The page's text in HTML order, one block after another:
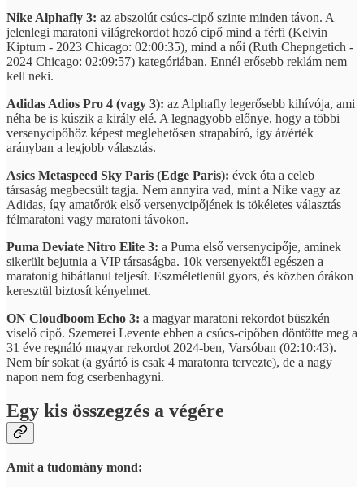
Nike Alphafly 3: az abszolút csúcs-cipő szinte minden távon. A
jelenlegi maratoni világrekordot hozó cipő mind a férfi (Kelvin
Kiptum - 2023 Chicago: 02:00:35), mind a női (Ruth Chepngetich -
2024 Chicago: 02:09:57) kategóriában. Ennél erősebb reklám nem
kell neki.
Adidas Adios Pro 4 (vagy 3): az Alphafly legerősebb kihívója, ami
néha be is kúszik a király elé. A legnagyobb előnye, hogy a többi
versenycipőhöz képest meglehetősen strapabíró, így ár/érték
arányban a legjobb választás.
Asics Metaspeed Sky Paris (Edge Paris): évek óta a celeb
társaság megbecsült tagja. Nem annyira vad, mint a Nike vagy az
Adidas, így amatőrök első versenycipőjének is tökéletes választás
félmaratoni vagy maratoni távokon.
Puma Deviate Nitro Elite 3: a Puma első versenycipője, aminek
sikerült bejutnia a VIP társaságba. 10k versenyektől egészen a
maratonig hibátlanul teljesít. Eszméletlenül gyors, és közben órákon
keresztül biztosít kényelmet.
ON Cloudboom Echo 3: a magyar maratoni rekordot büszkén
viselő cipő. Szemerei Levente ebben a csúcs-cipőben döntötte meg a
31 éve regnáló magyar rekordot 2024-ben, Varsóban (02:10:43).
Nem bír sokat (a gyártó is csak 4 maratonra tervezte), de a nagy
napon nem fog cserbenhagyni.
Egy kis összegzés a végére
Amit a tudomány mond: